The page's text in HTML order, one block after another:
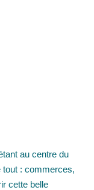
au centre du
tout : commerces,
cette belle